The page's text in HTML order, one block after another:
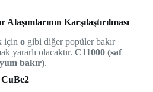
Karşılaştırılması
için ogibi diğer popüler bakır
yararlı olacaktır. C11000 (saf
bakır).